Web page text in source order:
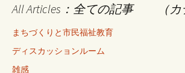
All Articles：全ての記事 （カ
まちづくりと市民福祉教育
ディスカッションルーム
雑感